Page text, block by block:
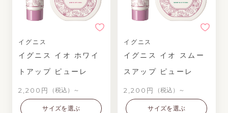
イグニス
イグニス イオ ホワイ
トアップ ピューレ
2,200円 （税込）～
サイズを選ぶ
イグニス
イグニス イオ スムー
スアップ ピューレ
2,200円 （税込）～
サイズを選ぶ